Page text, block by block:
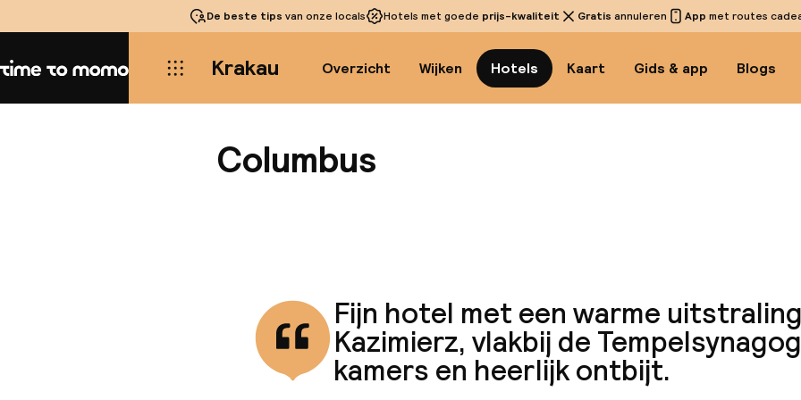
De beste tips van onze locals Hotels met goede prijs-kwaliteit Gratis annuleren App met routes
Home Krakau Overzicht Wijken Hotels Kaart Gids & app Blogs
Columbus
Fijn hotel met een warme
Kazimierz, vlakbij de
kamers en heerlijk ontbijt.